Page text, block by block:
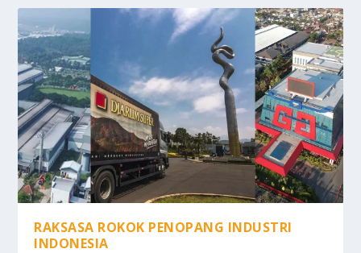
RAKSASA ROKOK PENOPANG INDUSTRI
INDONESIA